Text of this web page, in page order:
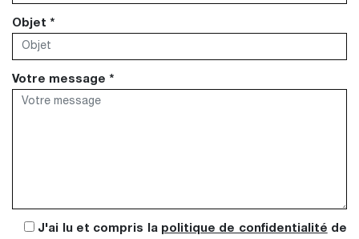
Objet *
Votre message *
J'ai lu et compris la politique de confidentialité de